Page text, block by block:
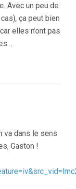
Avec un peu de
ça peut bien
elles n’ont pas
va dans le sens
Gaston !